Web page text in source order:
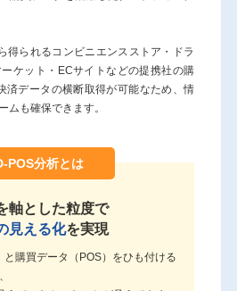
得られるコンビニエンスストア・ドラ
ケット・ECサイトなどの提携社の購
済データの横断取得が可能なため、情
ムも確保できます。
POS分析とは
軸とした粒度で
見える化を実現
購買データ（POS）をひも付ける